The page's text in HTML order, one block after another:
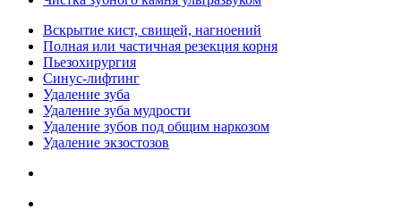
Вскрытие кист, свищей, нагноений
Полная или частичная резекция корня
Пьезохирургия
Синус-лифтинг
Удаление зуба
Удаление зуба мудрости
Удаление зубов под общим наркозом
Удаление экзостозов